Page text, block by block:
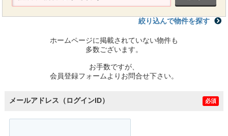
絞り込んで物件を探す
ホームページに掲載されていない物件も
多数ございます。
お手数ですが、
会員登録フォームよりお問合せ下さい。
メールアドレス（ログインID） 必須